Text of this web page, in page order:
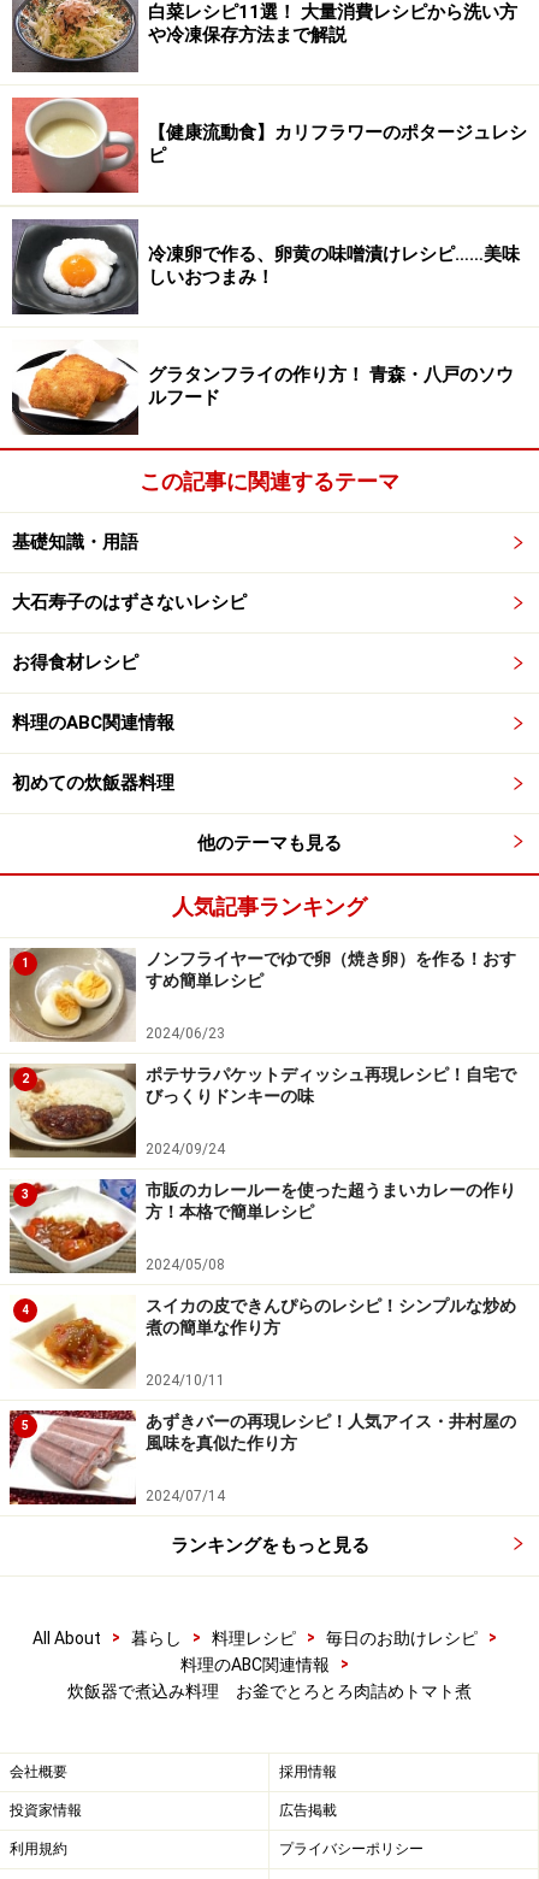
Amazonで人気レシピの書籍をチェック！
白菜レシピ11選！ 大量消費レシピから洗い方
や冷凍保存方法まで解説
【健康流動食】カリフラワーのポタージュレシ
ピ
冷凍卵で作る、卵黄の味噌漬けレシピ……美味
しいおつまみ！
グラタンフライの作り方！ 青森・八戸のソウ
ルフード
この記事に関連するテーマ
基礎知識・用語
大石寿子のはずさないレシピ
お得食材レシピ
料理のABC関連情報
初めての炊飯器料理
他のテーマも見る
人気記事ランキング
1
ノンフライヤーでゆで卵（焼き卵）を作る！おす
すめ簡単レシピ
2024/06/23
2
ポテサラパケットディッシュ再現レシピ！自宅で
びっくりドンキーの味
2024/09/24
3
市販のカレールーを使った超うまいカレーの作り
方！本格で簡単レシピ
2024/05/08
4
スイカの皮できんぴらのレシピ！シンプルな炒め
煮の簡単な作り方
2024/10/11
5
あずきバーの再現レシピ！人気アイス・井村屋の
風味を真似た作り方
2024/07/14
ランキングをもっと見る
All About > 暮らし > 料理レシピ > 毎日のお助けレシピ
>
料理のABC関連情報
>
炊飯器で煮込み料理 お釜でとろとろ肉詰めトマト煮
会社概要 採用情報
投資家情報 広告掲載
利用規約 プライバシーポリシー